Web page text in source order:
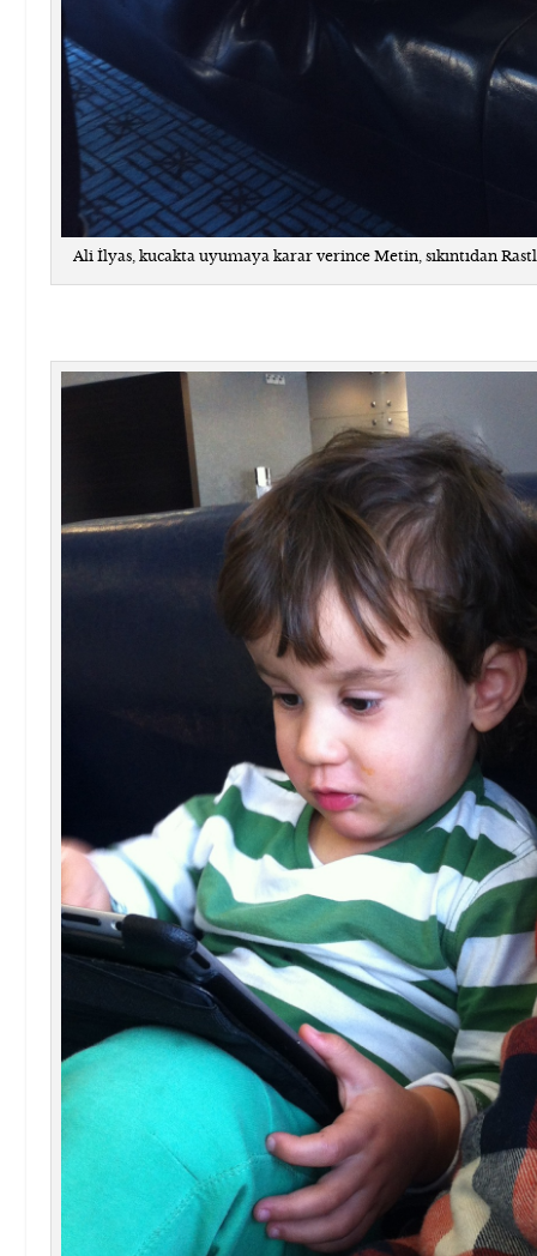
Ali İlyas, kucakta uyumaya karar verince Metin, sıkıntıdan